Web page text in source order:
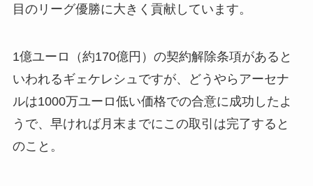
目のリーグ優勝に大きく貢献しています。
1億ユーロ（約170億円）の契約解除条項があると
いわれるギェケレシュですが、どうやらアーセナ
ルは1000万ユーロ低い価格での合意に成功したよ
うで、早ければ月末までにこの取引は完了すると
のこと。